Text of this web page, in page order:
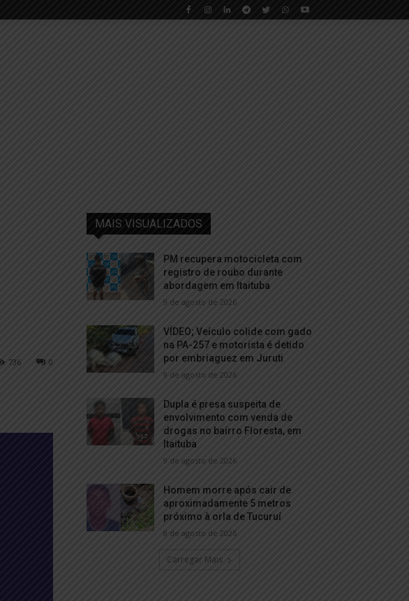
0
736
MAIS VISUALIZADOS
PM recupera motocicleta com
registro de roubo durante
abordagem em Itaituba
9 de agosto de 2026
VÍDEO; Veículo colide com gado
na PA-257 e motorista é detido
por embriaguez em Juruti
9 de agosto de 2026
Dupla é presa suspeita de
envolvimento com venda de
drogas no bairro Floresta, em
Itaituba
9 de agosto de 2026
Homem morre após cair de
aproximadamente 5 metros
próximo à orla de Tucuruí
8 de agosto de 2026
Carregar Mais